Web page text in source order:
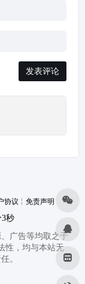
发表评论
协议 ╎ 免责声明
秒
广告等均取之于
性，均与本站无
。